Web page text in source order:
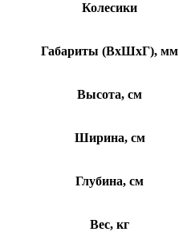
Колесики
Габариты (ВхШхГ), мм
Высота, см
Ширина, см
Глубина, см
Вес, кг